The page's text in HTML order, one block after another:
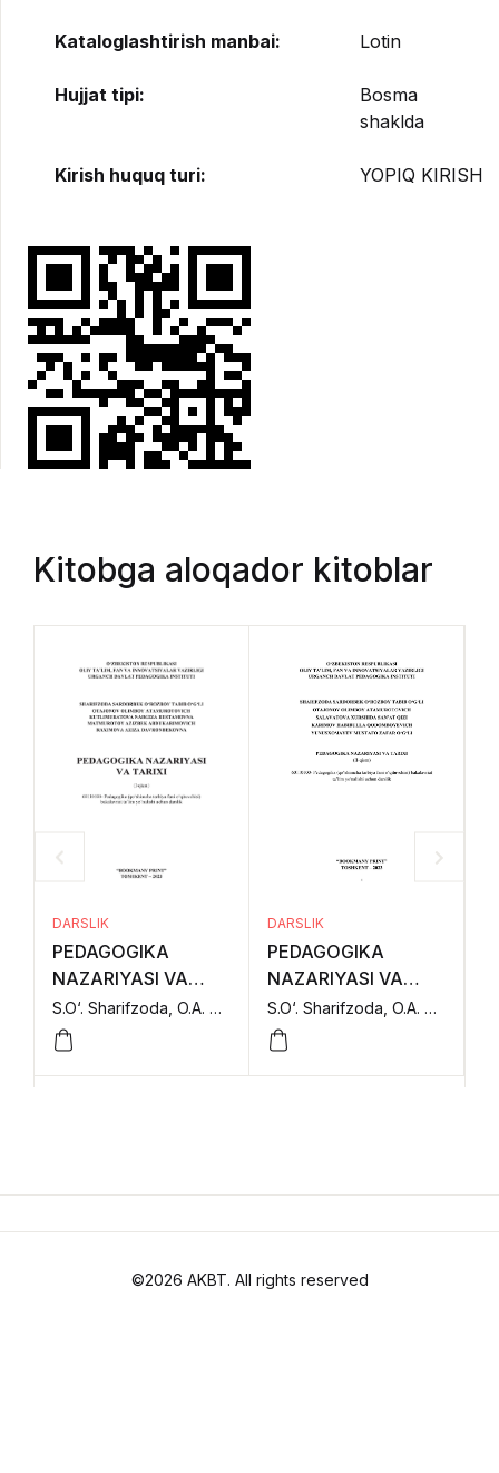
Kataloglashtirish manbai: Lotin
Hujjat tipi:
Bosma
shaklda
Kirish huquq turi: YOPIQ KIRISH
Kitobga aloqador kitoblar
DARSLIK
PEDAGOGIKA
NAZARIYASI VA
TARIXI (I-qism)
S.O‘. Sharifzoda, O.A. Otajonov, N.R. Kutlimurotova, A.A. Matmurotov, A.D. Raximova.,
DARSLIK
PEDAGOGIKA
NAZARIYASI VA
TARIXI (II-qism)
S.O‘. Sharifzoda, O.A. Otajonov, X.S. Salavatova, H.Q. Karimov, M.Z. Yunusxo‘jayev.,
©2026 AKBT. All rights reserved